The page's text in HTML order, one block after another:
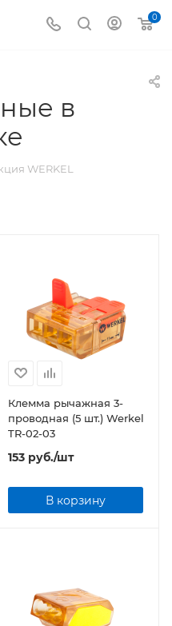
0
в
WERKEL
Клемма рычажная 3-
проводная (5 шт.) Werkel
TR-02-03
153руб./шт
В корзину